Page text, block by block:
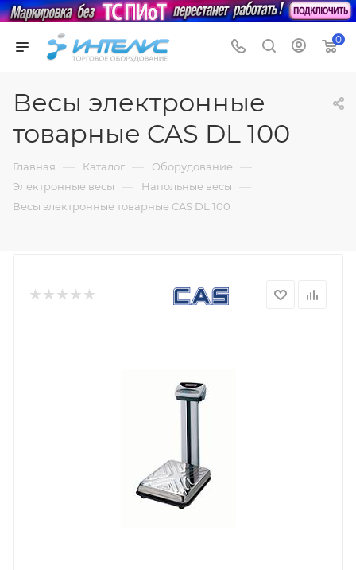
0
Весы электронные
товарные CAS DL 100
Главная — Каталог — Оборудование —
Электронные весы — Напольные весы —
Весы электронные товарные CAS DL 100